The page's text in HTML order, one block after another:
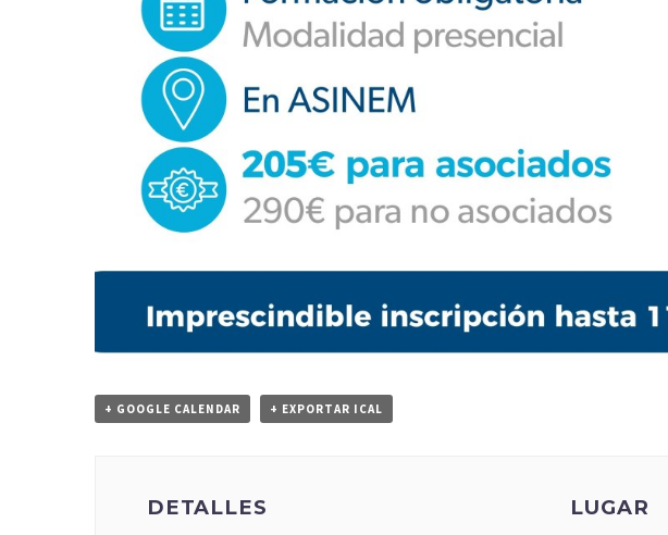
+ GOOGLE CALENDAR + EXPORTAR ICAL
DETALLES LUGAR